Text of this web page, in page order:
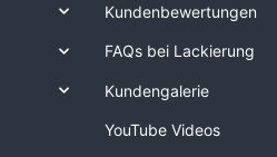
Kundenbewertungen
FAQs bei Lackierung
Kundengalerie
YouTube Videos